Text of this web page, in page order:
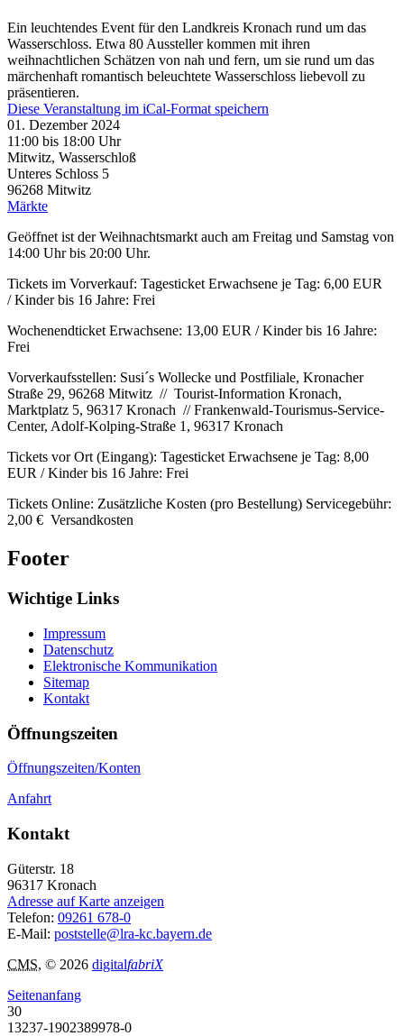
Ein leuchtendes Event für den Landkreis Kronach rund um das
Wasserschloss. Etwa 80 Aussteller kommen mit ihren
weihnachtlichen Schätzen von nah und fern, um sie rund um das
märchenhaft romantisch beleuchtete Wasserschloss liebevoll zu
präsentieren.
Diese Veranstaltung im iCal-Format speichern
01. Dezember 2024
11:00 bis 18:00 Uhr
Mitwitz, Wasserschloß
Unteres Schloss 5
96268 Mitwitz
Märkte
Geöffnet ist der Weihnachtsmarkt auch am Freitag und Samstag von
14:00 Uhr bis 20:00 Uhr.
Tickets im Vorverkauf: Tagesticket Erwachsene je Tag: 6,00 EUR
/ Kinder bis 16 Jahre: Frei
Wochenendticket Erwachsene: 13,00 EUR / Kinder bis 16 Jahre:
Frei
Vorverkaufsstellen: Susi´s Wollecke und Postfiliale, Kronacher
Straße 29, 96268 Mitwitz // Tourist-Information Kronach,
Marktplatz 5, 96317 Kronach // Frankenwald-Tourismus-Service-
Center, Adolf-Kolping-Straße 1, 96317 Kronach
Tickets vor Ort (Eingang): Tagesticket Erwachsene je Tag: 8,00
EUR / Kinder bis 16 Jahre: Frei
Tickets Online: Zusätzliche Kosten (pro Bestellung) Servicegebühr:
2,00 € Versandkosten
Footer
Wichtige Links
Impressum
Datenschutz
Elektronische Kommunikation
Sitemap
Kontakt
Öffnungszeiten
Öffnungszeiten/Konten
Anfahrt
Kontakt
Güterstr. 18
96317 Kronach
Adresse auf Karte anzeigen
Telefon: 09261 678-0
E-Mail: poststelle@lra-kc.bayern.de
CMS, © 2026 digitalfabriX
Seitenanfang
30
13237-1902389978-0